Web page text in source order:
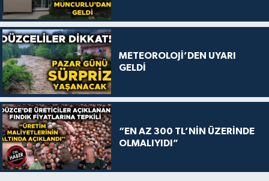
METEOROLOJİ’DEN UYARI
GELDİ
“EN AZ 300 TL’NİN ÜZERİNDE
OLMALIYIDI”